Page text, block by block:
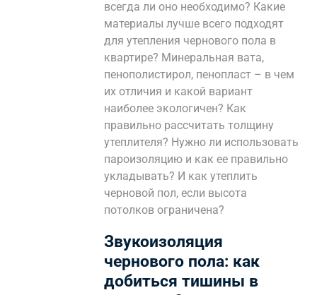
всегда ли оно необходимо? Какие
материалы лучше всего подходят
для утепления чернового пола в
квартире? Минеральная вата,
пенополистирол, пенопласт – в чем
их отличия и какой вариант
наиболее экологичен? Как
правильно рассчитать толщину
утеплителя? Нужно ли использовать
пароизоляцию и как ее правильно
укладывать? И как утеплить
черновой пол, если высота
потолков ограничена?
Звукоизоляция
чернового пола: как
добиться тишины в